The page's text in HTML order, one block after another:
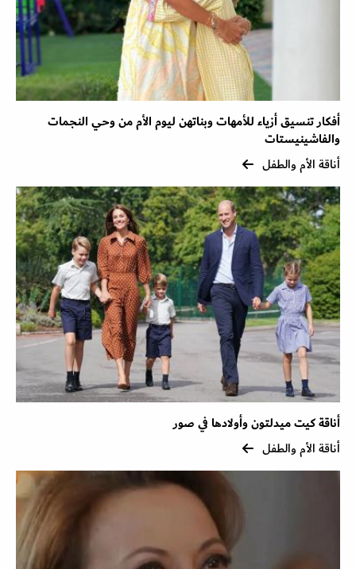
أفكار تنسيق أزياء للأمهات وبناتهن ليوم الأم من وحي النجمات
والفاشينيستات
أناقة الأم والطفل
أناقة كيت ميدلتون وأولادها في صور
أناقة الأم والطفل